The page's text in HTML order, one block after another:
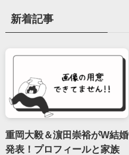
新着記事
重岡大毅＆濵田崇裕がW結婚
発表！プロフィールと家族